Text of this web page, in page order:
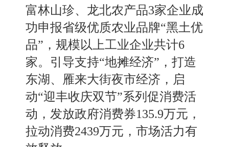
富林山珍、 龙北农产品3家企业成
功申报省级优质农业品牌“黑土优
品” ，规模以上工业企业共计6
家。引导支持“地摊经济”，打造
东湖、
雁来大街夜市经济，启
动“迎丰收庆双节”系列促消费活
动，发放政府消费券135.9万元，
拉动消费2439万元，市场活力有